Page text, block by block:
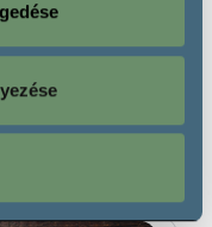
variety!